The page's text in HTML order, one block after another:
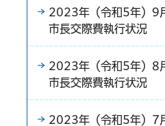
2023年（令和5年）9
市長交際費執行状況
2023年（令和5年）8
市長交際費執行状況
2023年（令和5年）7